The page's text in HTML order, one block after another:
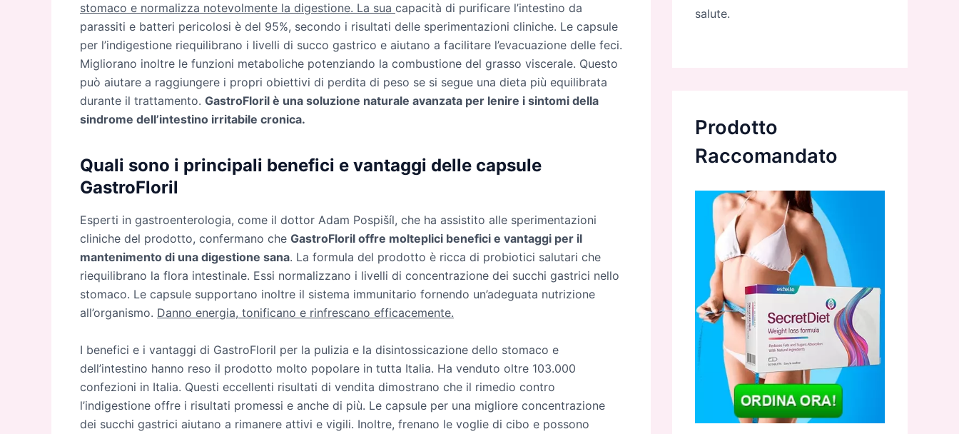
stomaco e normalizza notevolmente la digestione. La sua capacità di purificare l’intestino da
parassiti e batteri pericolosi è del 95%, secondo i risultati delle sperimentazioni cliniche. Le capsule
per l’indigestione riequilibrano i livelli di succo gastrico e aiutano a facilitare l’evacuazione delle feci.
Migliorano inoltre le funzioni metaboliche potenziando la combustione del grasso viscerale. Questo
può aiutare a raggiungere i propri obiettivi di perdita di peso se si segue una dieta più equilibrata
durante il trattamento. GastroFloril è una soluzione naturale avanzata per lenire i sintomi della
sindrome dell’intestino irritabile cronica.
Quali sono i principali benefici e vantaggi delle capsule
GastroFloril
Esperti in gastroenterologia, come il dottor Adam Pospišíl, che ha assistito alle sperimentazioni
cliniche del prodotto, confermano che GastroFloril offre molteplici benefici e vantaggi per il
mantenimento di una digestione sana. La formula del prodotto è ricca di probiotici salutari che
riequilibrano la flora intestinale. Essi normalizzano i livelli di concentrazione dei succhi gastrici nello
stomaco. Le capsule supportano inoltre il sistema immunitario fornendo un’adeguata nutrizione
all’organismo. Danno energia, tonificano e rinfrescano efficacemente.
I benefici e i vantaggi di GastroFloril per la pulizia e la disintossicazione dello stomaco e
dell’intestino hanno reso il prodotto molto popolare in tutta Italia. Ha venduto oltre 103.000
confezioni in Italia. Questi eccellenti risultati di vendita dimostrano che il rimedio contro
l’indigestione offre i risultati promessi e anche di più. Le capsule per una migliore concentrazione
dei succhi gastrici aiutano a rimanere attivi e vigili. Inoltre, frenano le voglie di cibo e possono
salute.
Prodotto
Raccomandato